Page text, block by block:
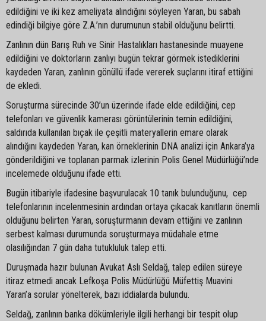
edildiğini ve iki kez ameliyata alındığını söyleyen Yaran, bu sabah
edindiği bilgiye göre Z.A.’nın durumunun stabil olduğunu belirtti.
Zanlının dün Barış Ruh ve Sinir Hastalıkları hastanesinde muayene
edildiğini ve doktorların zanlıyı bugün tekrar görmek istediklerini
kaydeden Yaran, zanlının gönüllü ifade vererek suçlarını itiraf ettiğini
de ekledi.
Soruşturma sürecinde 30’un üzerinde ifade elde edildiğini, cep
telefonları ve güvenlik kamerası görüntülerinin temin edildiğini,
saldırıda kullanılan bıçak ile çeşitli materyallerin emare olarak
alındığını kaydeden Yaran, kan örneklerinin DNA analizi için Ankara’ya
gönderildiğini ve toplanan parmak izlerinin Polis Genel Müdürlüğü’nde
incelemede olduğunu ifade etti.
Bugün itibariyle ifadesine başvurulacak 10 tanık bulunduğunu, cep
telefonlarının incelenmesinin ardından ortaya çıkacak kanıtların önemli
olduğunu belirten Yaran, soruşturmanın devam ettiğini ve zanlının
serbest kalması durumunda soruşturmaya müdahale etme
olasılığından 7 gün daha tutukluluk talep etti.
Duruşmada hazır bulunan Avukat Aslı Seldağ, talep edilen süreye
itiraz etmedi ancak Lefkoşa Polis Müdürlüğü Müfettiş Muavini
Yaran’a sorular yönelterek, bazı iddialarda bulundu.
Seldağ, zanlının banka dökümleriyle ilgili herhangi bir tespit olup